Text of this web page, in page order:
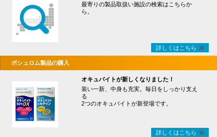
最寄りの製品取扱い施設の検索はこちらか
ら。
詳しくはこちら
ボシュロム製品の購入
オキュバイトが新しくなりました！
装い一新、中身も充実。毎日をしっかり支え
る
2つのオキュバイトが新登場です。
詳しくはこちら